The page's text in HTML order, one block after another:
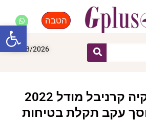
הטבה
08/08/2026
בעלי רכבי קיה קרניבל מודל 2022
עקב תקלת בטיחות
פתח